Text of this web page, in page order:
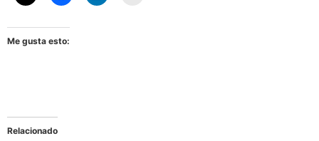
Me gusta esto:
Relacionado